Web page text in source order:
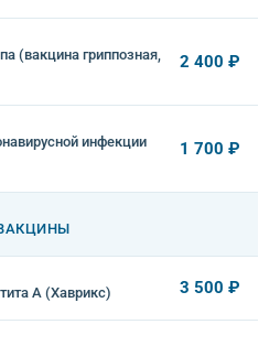
(вакцина гриппозная,
2 400 ₽
инфекции
1 700 ₽
А (Хаврикс) 3 500 ₽